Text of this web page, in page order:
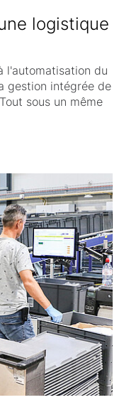
logistique
l'automatisation du
gestion intégrée de
sous un même